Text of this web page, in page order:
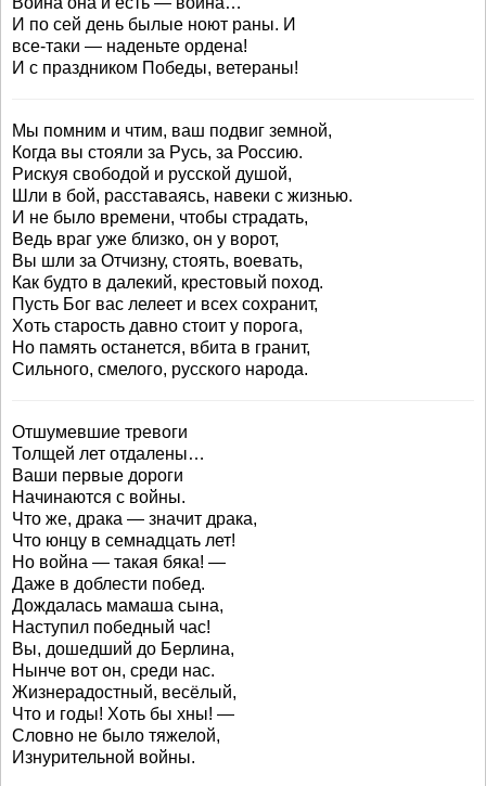
И по сей день былые ноют раны. И
все-таки — наденьте ордена!
И с праздником Победы, ветераны!
Мы помним и чтим, ваш подвиг земной,
Когда вы стояли за Русь, за Россию.
Рискуя свободой и русской душой,
Шли в бой, расставаясь, навеки с жизнью.
И не было времени, чтобы страдать,
Ведь враг уже близко, он у ворот,
Вы шли за Отчизну, стоять, воевать,
Как будто в далекий, крестовый поход.
Пусть Бог вас лелеет и всех сохранит,
Хоть старость давно стоит у порога,
Но память останется, вбита в гранит,
Сильного, смелого, русского народа.
Отшумевшие тревоги
Толщей лет отдалены…
Ваши первые дороги
Начинаются с войны.
Что же, драка — значит драка,
Что юнцу в семнадцать лет!
Но война — такая бяка! —
Даже в доблести побед.
Дождалась мамаша сына,
Наступил победный час!
Вы, дошедший до Берлина,
Нынче вот он, среди нас.
Жизнерадостный, весёлый,
Что и годы! Хоть бы хны! —
Словно не было тяжелой,
Изнурительной войны.